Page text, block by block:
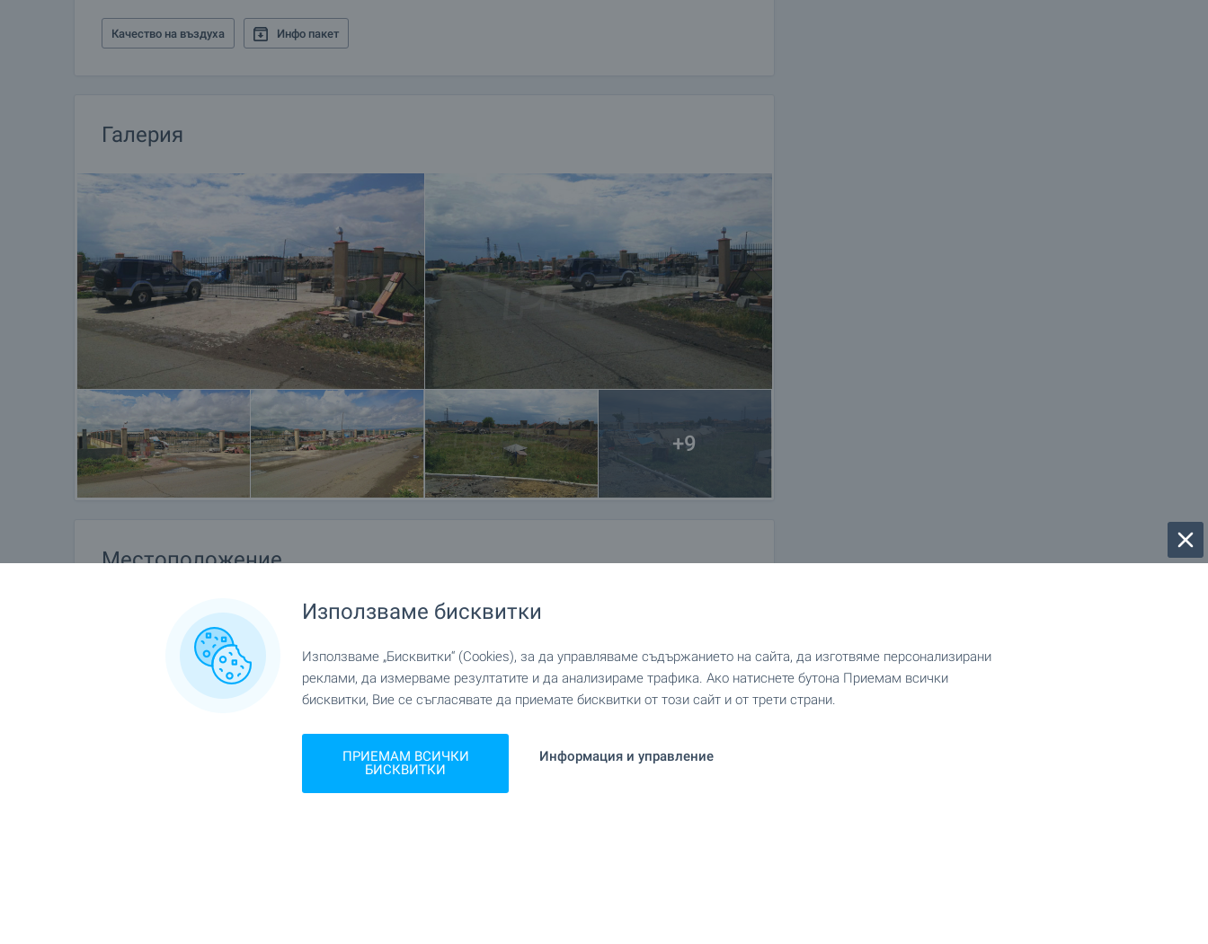
Качество на въздуха Инфо пакет
Галерия
+9
Местоположение
Използваме бисквитки
Използваме „Бисквитки“ (Cookies), за да управляваме съдържанието на сайта, да изготвяме персонализирани
реклами, да измерваме резултатите и да анализираме трафика. Ако натиснете бутона Приемам всички
бисквитки, Вие се съгласявате да приемате бисквитки от този сайт и от трети страни.
ПРИЕМАМ ВСИЧКИ
БИСКВИТКИ
Информация и управление